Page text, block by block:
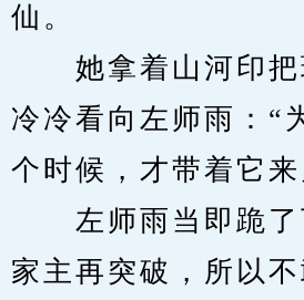
仙。
她拿着山河印把
冷冷看向左师雨：“
个时候，才带着它
左师雨当即跪了
家主再突破，所以